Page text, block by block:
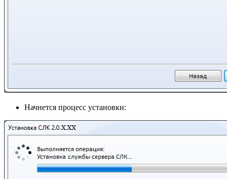
Начнется процесс установки: